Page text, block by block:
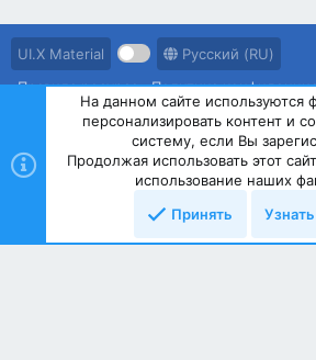
UI.X Material
Русский (RU)
Правила ресурса
Политика
Community platform by XenForo © 2010-
На данном сайте используются
персонализировать контент и
систему, если Вы
Продолжая использовать этот
использование наших
Принять